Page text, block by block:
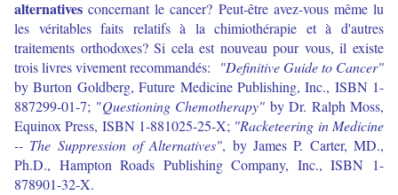
alternatives concernant le cancer? Peut-être avez-vous même lu
les véritables faits relatifs à la chimiothérapie et à d'autres
traitements orthodoxes?Si cela est nouveau pour vous, il existe
trois livres vivement recommandés:
"Definitive Guide to Cancer"
by Burton Goldberg, Future Medicine Publishing, Inc., ISBN 1-
887299-01-7; "Questioning Chemotherapy" by Dr. Ralph Moss,
Equinox Press, ISBN 1-881025-25-X; "Racketeering in Medicine
-- The Suppression of Alternatives", by James P. Carter, MD.,
Ph.D., Hampton Roads Publishing Company, Inc., ISBN 1-
878901-32-X.